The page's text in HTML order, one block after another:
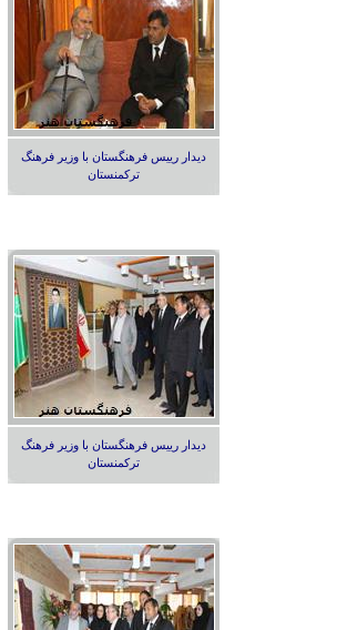
دیدار رییس فرهنگستان با وزیر فرهنگ
ترکمنستان
دیدار رییس فرهنگستان با وزیر فرهنگ
ترکمنستان